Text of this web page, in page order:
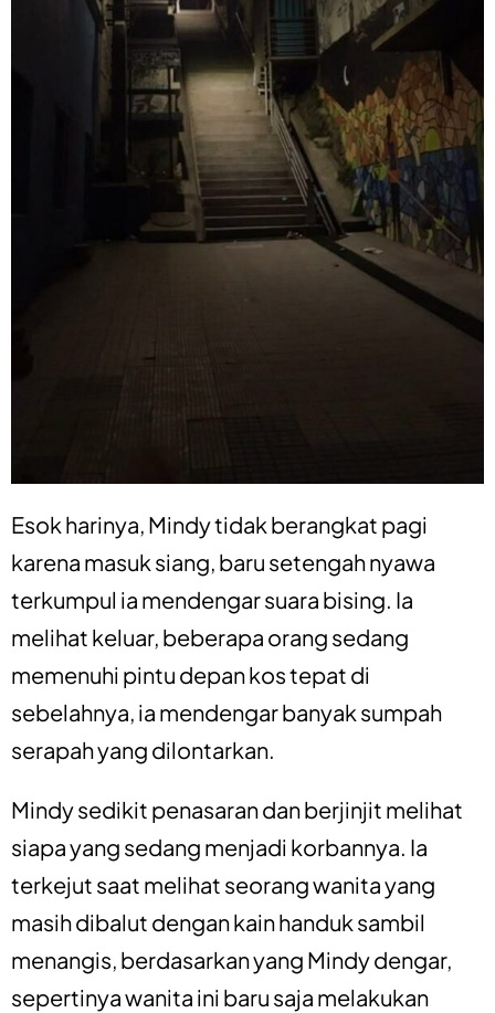
Esok harinya, Mindy tidak berangkat pagi
karena masuk siang, baru setengah nyawa
terkumpul ia mendengar suara bising. Ia
melihat keluar, beberapa orang sedang
memenuhi pintu depan kos tepat di
sebelahnya, ia mendengar banyak sumpah
serapah yang dilontarkan.
Mindy sedikit penasaran dan berjinjit melihat
siapa yang sedang menjadi korbannya. Ia
terkejut saat melihat seorang wanita yang
masih dibalut dengan kain handuk sambil
menangis, berdasarkan yang Mindy dengar,
sepertinya wanita ini baru saja melakukan